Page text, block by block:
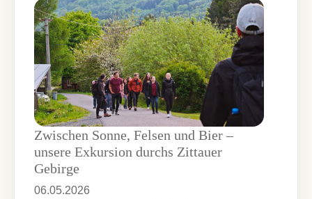
Zwischen Sonne, Felsen und Bier –
unsere Exkursion durchs Zittauer
Gebirge
06.05.2026